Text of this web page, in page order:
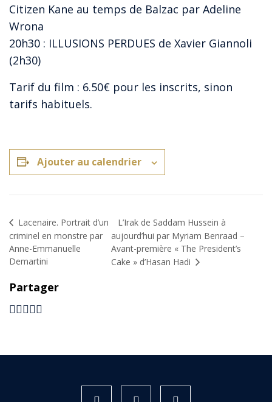
Citizen Kane au temps de Balzac par Adeline
Wrona
20h30 : ILLUSIONS PERDUES de Xavier Giannoli
(2h30)
Tarif du film : 6.50€ pour les inscrits, sinon
tarifs habituels.
Ajouter au calendrier
Lacenaire. Portrait d’un
criminel en monstre par
Anne-Emmanuelle
Demartini
L’Irak de Saddam Hussein à
aujourd’hui par Myriam Benraad –
Avant-première « The President’s
Cake » d’Hasan Hadi
Partager